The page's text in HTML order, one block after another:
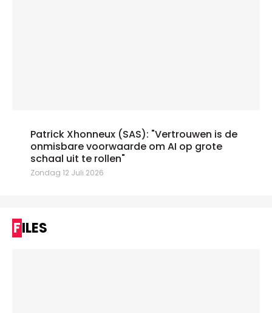
Patrick Xhonneux (SAS): "Vertrouwen is de
onmisbare voorwaarde om AI op grote
schaal uit te rollen"
Zondag 12 Juli 2026
FILES